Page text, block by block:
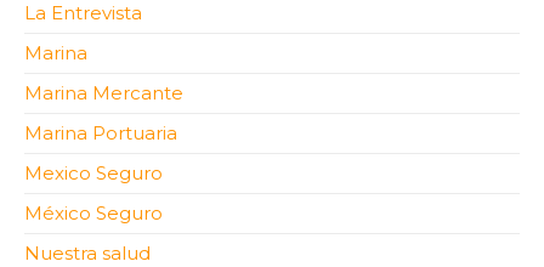
La Entrevista
Marina
Marina Mercante
Marina Portuaria
Mexico Seguro
México Seguro
Nuestra salud